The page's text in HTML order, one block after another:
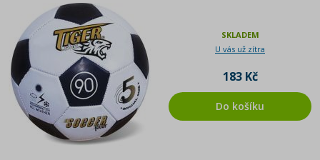
SKLADEM
U vás už zítra
183 Kč
Do košíku